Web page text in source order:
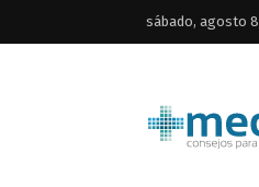
sábado, agosto 8